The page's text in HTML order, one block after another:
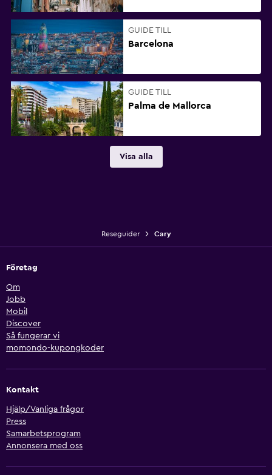
GUIDE TILL
Barcelona
GUIDE TILL
Palma de Mallorca
Visa alla
Reseguider Cary
Företag
Om
Jobb
Mobil
Discover
Så fungerar vi
momondo-kupongkoder
Kontakt
Hjälp/Vanliga frågor
Press
Samarbetsprogram
Annonsera med oss